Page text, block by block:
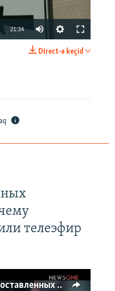
21:34
Direct-ə keçid
телеэфир
Страна самых высокопоставленных телеведущих. Почему политики захватили телеэфир Украины